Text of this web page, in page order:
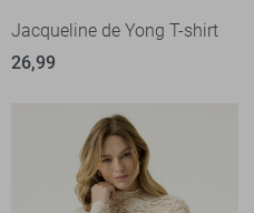
Jacqueline de Yong T-shirt
26,99